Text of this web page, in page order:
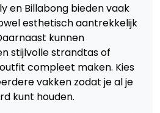
en Billabong bieden vaak
esthetisch aantrekkelijk
kunnen
stijlvolle strandtas of
compleet maken. Kies
vakken zodat je al je
kunt houden.